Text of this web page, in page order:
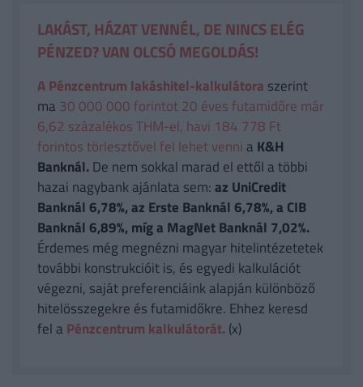
LAKÁST, HÁZAT VENNÉL, DE NINCS ELÉG
PÉNZED? VAN OLCSÓ MEGOLDÁS!
A Pénzcentrum lakáshitel-kalkulátora szerint
ma 30 000 000 forintot 20 éves futamidőre már
6,62 százalékos THM-el, havi 184 778 Ft
forintos törlesztővel fel lehet venni a K&H
Banknál.De nem sokkal marad el ettől a többi
hazai nagybank ajánlata sem:az UniCredit
Banknál 6,78%, az Erste Banknál 6,78%, a CIB
Banknál 6,89%, míg a MagNet Banknál 7,02%.
Érdemes még megnézni magyar hitelintézetetek
további konstrukcióit is, és egyedi kalkulációt
végezni, saját preferenciáink alapján különböző
hitelösszegekre és futamidőkre. Ehhez keresd
fel a Pénzcentrum kalkulátorát. (x)